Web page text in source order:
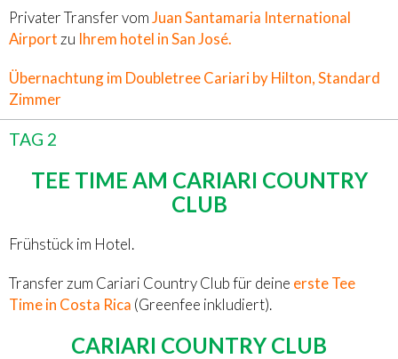
Privater Transfer vomJuan Santamaria International
Airport zu Ihrem hotel in San José.
Übernachtung im Doubletree Cariari by Hilton, Standard
Zimmer
TAG 2
TEE TIME AM CARIARI COUNTRY
CLUB
Frühstück im Hotel.
Transfer zum Cariari Country Club für deine erste Tee
Time in Costa Rica (Greenfee inkludiert).
CARIARI COUNTRY CLUB